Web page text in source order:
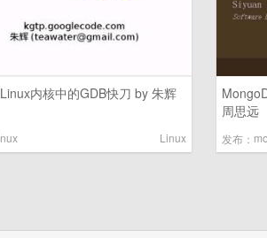
内核中的GDB快刀 by 朱辉
Linux
周思远
发布：